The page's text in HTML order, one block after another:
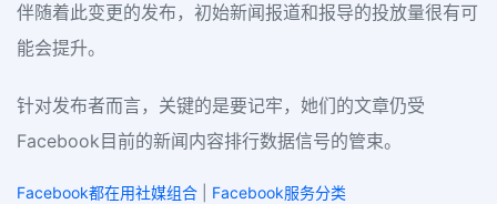
伴随着此变更的发布，初始新闻报道和报导的投放量很有可
能会提升。
针对发布者而言，关键的是要记牢，她们的文章仍受
Facebook目前的新闻内容排行数据信号的管束。
Facebook都在用社媒组合 Facebook服务分类